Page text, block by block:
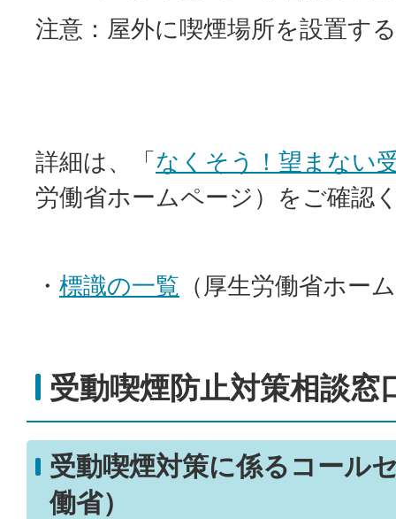
注意：屋外に喫煙場所を設置す
詳細は、「 なくそう！望まない
労働省ホームページ）をご確認
・ 標識の一覧 （厚生労働省ホー
受動喫煙防止対策相談窓
受動喫煙対策に係るコール
働省）